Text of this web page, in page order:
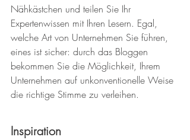
Nähkästchen und teilen Sie Ihr
Expertenwissen mit Ihren Lesern. Egal,
welche Art von Unternehmen Sie führen,
eines ist sicher: durch das Bloggen
bekommen Sie die Möglichkeit, Ihrem
Unternehmen auf unkonventionelle Weise
die richtige Stimme zu verleihen.
Inspiration